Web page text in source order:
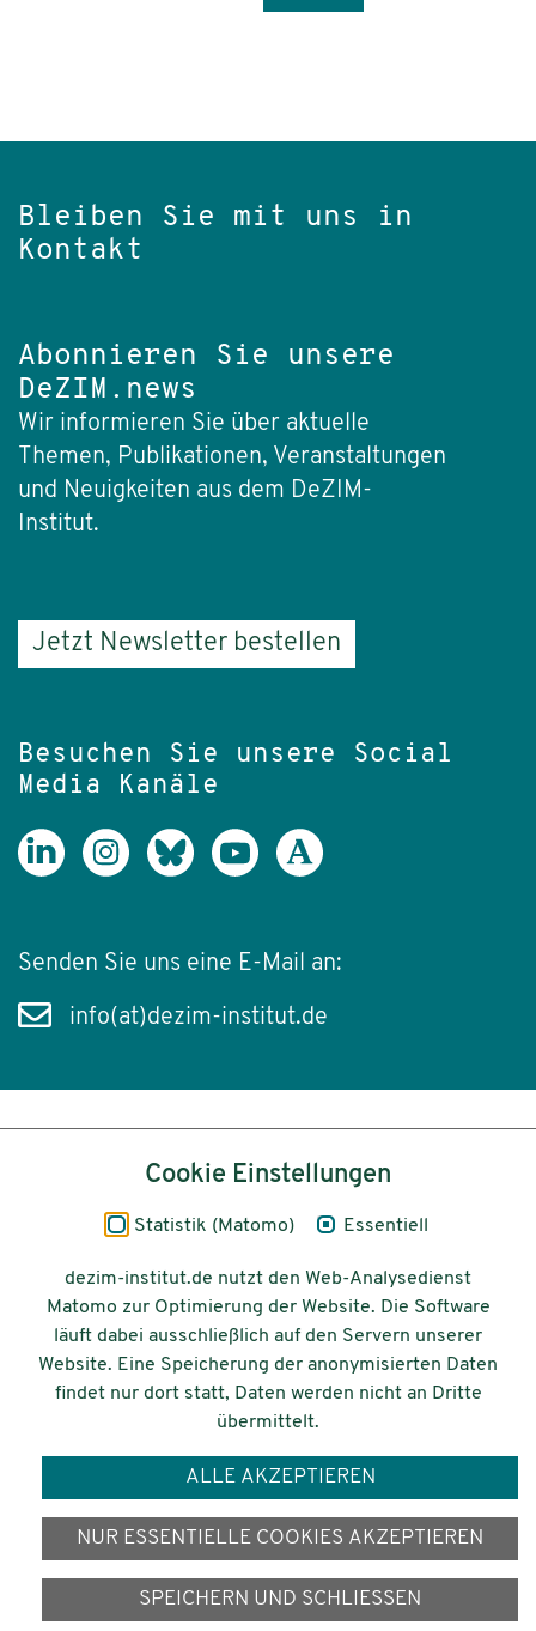
Bleiben Sie mit uns in
Kontakt
Abonnieren Sie unsere
DeZIM.news
Wir informieren Sie über aktuelle
Themen, Publikationen, Veranstaltungen
und Neuigkeiten aus dem DeZIM-
Institut.
Jetzt Newsletter bestellen
Besuchen Sie unsere Social
Media Kanäle
Senden Sie uns eine E-Mail an:
info(at)dezim-institut.de
Impressum
Datenschutz
Barrierefreiheit
© 2026 Deutsches Zentrum für
Integrations-
und Migrationsforschung DeZIM e.V.
Cookie Einstellungen
Statistik (Matomo) Essentiell
dezim-institut.de nutzt den Web-Analysedienst
Matomo zur Optimierung der Website. Die Software
läuft dabei ausschließlich auf den Servern unserer
Website. Eine Speicherung der anonymisierten Daten
findet nur dort statt, Daten werden nicht an Dritte
übermittelt.
ALLE AKZEPTIEREN
NUR ESSENTIELLE COOKIES AKZEPTIEREN
SPEICHERN UND SCHLIESSEN